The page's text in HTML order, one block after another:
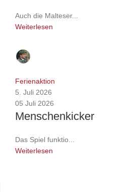
Auch die Malteser...
Weiterlesen
Ferienaktion
5. Juli 2026
05 Juli 2026
Menschenkicker
Das Spiel funktio...
Weiterlesen